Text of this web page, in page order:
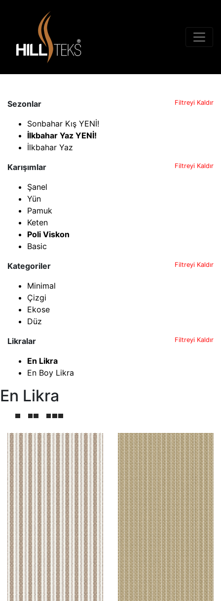
Sezonlar Filtreyi Kaldır
Sonbahar Kış YENİ!
İlkbahar Yaz YENİ!
İlkbahar Yaz
Karışımlar
Filtreyi Kaldır
Şanel
Yün
Pamuk
Keten
Poli Viskon
Basic
Kategoriler
Filtreyi Kaldır
Minimal
Çizgi
Ekose
Düz
Likralar
Filtreyi Kaldır
En Likra
En Boy Likra
En Likra